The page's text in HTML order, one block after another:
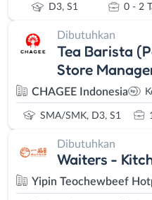
D3, S1 0 - 2
Dibutuhkan
Tea Barista
Store
CHAGEE Indonesia
SMA/SMK, D3, S1
Dibutuhkan
Waiters -
Yipin Teochewbeef